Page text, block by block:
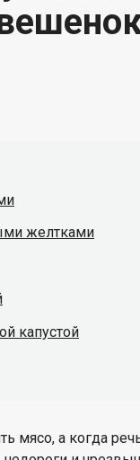
желтками
капустой
мясо, а когда